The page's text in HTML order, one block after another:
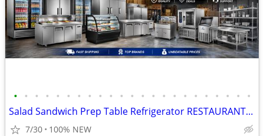
• • • • • • • • • • • • • • • • • • • • • • •
Salad Sandwich Prep Table Refrigerator RESTAURANT EQUIPMENT
7/30 100% NEW